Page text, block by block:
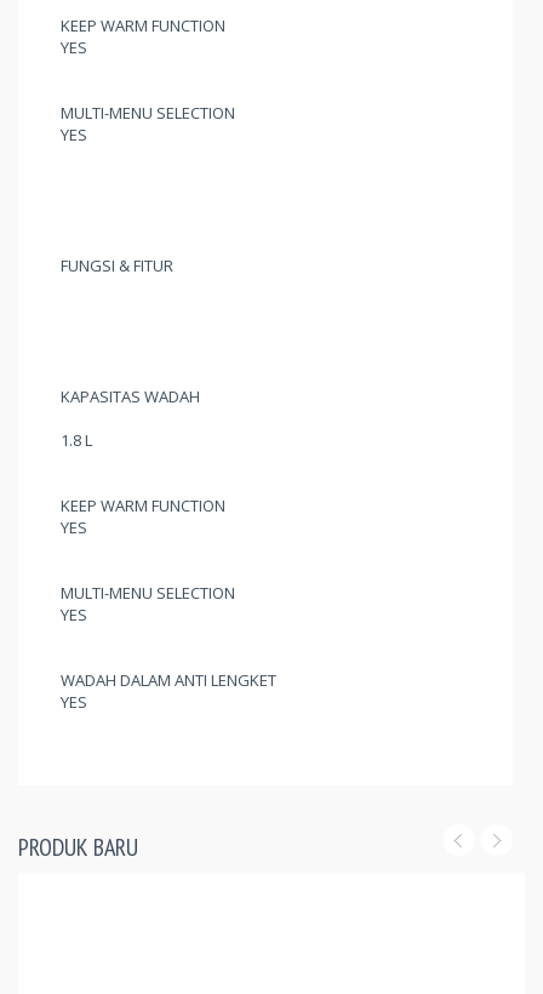
KEEP WARM FUNCTION
YES
MULTI-MENU SELECTION
YES
FUNGSI & FITUR
KAPASITAS WADAH
1.8 L
KEEP WARM FUNCTION
YES
MULTI-MENU SELECTION
YES
WADAH DALAM ANTI LENGKET
YES
PRODUK BARU